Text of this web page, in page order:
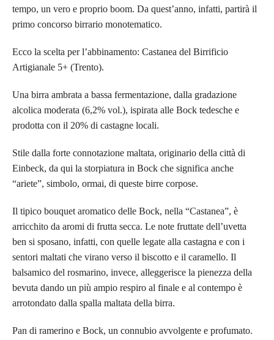
tempo, un vero e proprio boom. Da quest’anno, infatti, partirà il
primo concorso birrario monotematico.
Ecco la scelta per l’abbinamento: Castanea del Birrificio
Artigianale 5+ (Trento).
Una birra ambrata a bassa fermentazione, dalla gradazione
alcolica moderata (6,2% vol.), ispirata alle Bock tedesche e
prodotta con il 20% di castagne locali.
Stile dalla forte connotazione maltata, originario della città di
Einbeck, da qui la storpiatura in Bock che significa anche
“ariete”, simbolo, ormai, di queste birre corpose.
Il tipico bouquet aromatico delle Bock, nella “Castanea”, è
arricchito da aromi di frutta secca. Le note fruttate dell’uvetta
ben si sposano, infatti, con quelle legate alla castagna e con i
sentori maltati che virano verso il biscotto e il caramello. Il
balsamico del rosmarino, invece, alleggerisce la pienezza della
bevuta dando un più ampio respiro al finale e al contempo è
arrotondato dalla spalla maltata della birra.
Pan di ramerino e Bock, un connubio avvolgente e profumato.